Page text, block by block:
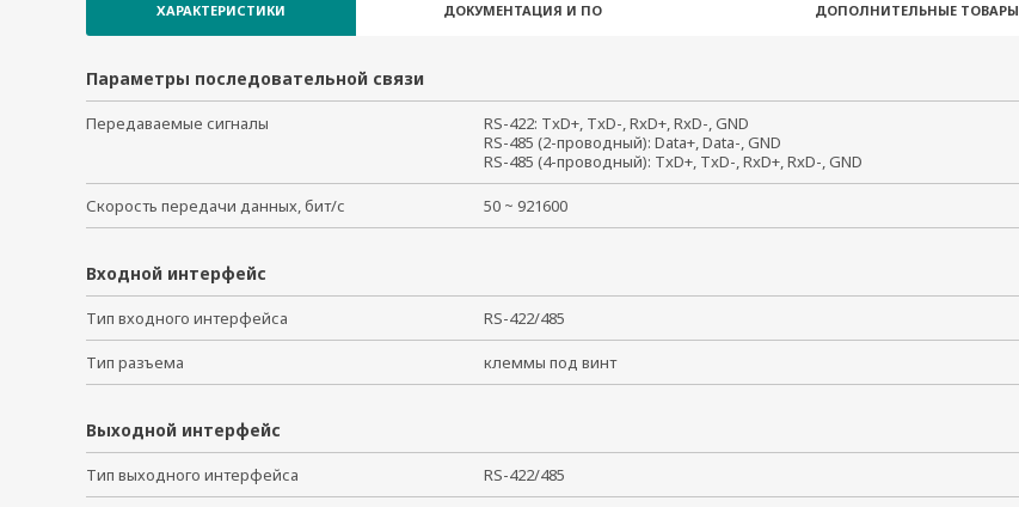
ХАРАКТЕРИСТИКИ ДОКУМЕНТАЦИЯ И ПО ДОПОЛНИТЕЛЬНЫЕ ТОВАРЫ
Параметры последовательной связи
Передаваемые сигналы
RS-422: TxD+, TxD-, RxD+, RxD-, GND
RS-485 (2-проводный): Data+, Data-, GND
RS-485 (4-проводный): TxD+, TxD-, RxD+, RxD-, GND
Скорость передачи данных, бит/с 50 ~ 921600
Входной интерфейс
Тип входного интерфейса RS-422/485
Тип разъема клеммы под винт
Выходной интерфейс
Тип выходного интерфейса RS-422/485